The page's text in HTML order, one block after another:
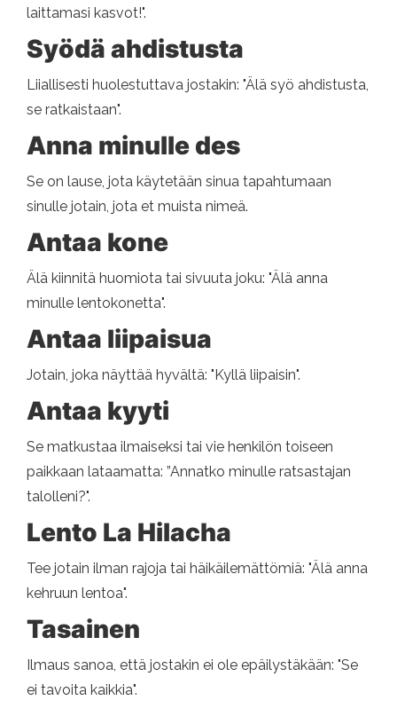
laittamasi kasvot!".
Syödä ahdistusta
Liiallisesti huolestuttava jostakin: "Älä syö ahdistusta,
se ratkaistaan".
Anna minulle des
Se on lause, jota käytetään sinua tapahtumaan
sinulle jotain, jota et muista nimeä.
Antaa kone
Älä kiinnitä huomiota tai sivuuta joku: "Älä anna
minulle lentokonetta".
Antaa liipaisua
Jotain, joka näyttää hyvältä: "Kyllä liipaisin".
Antaa kyyti
Se matkustaa ilmaiseksi tai vie henkilön toiseen
paikkaan lataamatta: ”Annatko minulle ratsastajan
talolleni?".
Lento La Hilacha
Tee jotain ilman rajoja tai häikäilemättömiä: "Älä anna
kehruun lentoa".
Tasainen
Ilmaus sanoa, että jostakin ei ole epäilystäkään: "Se
ei tavoita kaikkia".